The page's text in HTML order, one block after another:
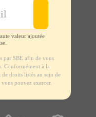
valeur ajoutée
par SBE afin de vous
Conformément à la
droits listés au sein de
pouvez exercer.